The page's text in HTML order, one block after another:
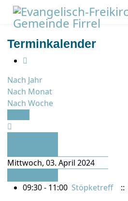
Terminkalender
Nach Jahr
Nach Monat
Nach Woche
Mittwoch, 03. April 2024
09:30 - 11:00 Stöpketreff
::